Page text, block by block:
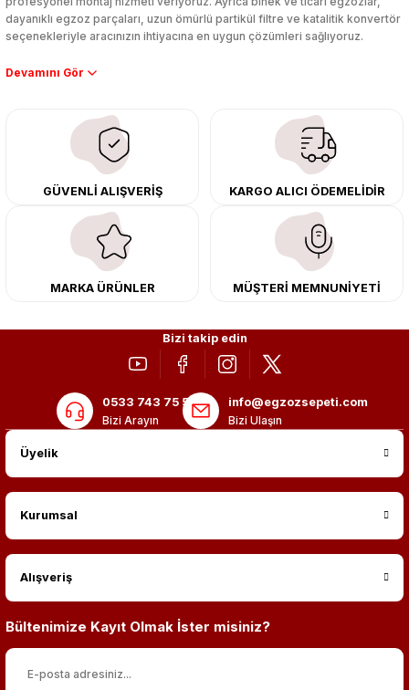
dayanıklı egzoz parçaları, uzun ömürlü partikül filtre ve katalitik konvertör
seçenekleriyle aracınızın ihtiyacına en uygun çözümleri sağlıyoruz.
Performans artışı isteyen sürücüler için özel performans egzozları ve
çıkma orijinal ürünler ile yenileyebilir, body kit uygulamalarıyla aracınızın
tasarımını ve aerodinamisini üst seviyeye taşıyabilirsiniz.
Tüm ürünlerimiz orijinal, dayanıklı ve uzun ömürlüdür. İstanbul’daki montaj
merkezimizde profesyonel montaj yapıyor, Türkiye’nin her yerine güvenli
kargo ile teslimat gerçekleştiriyoruz. Aracınıza değer katmak için doğru
adres: Egzoz Sepeti.
GÜVENLİ ALIŞVERİŞ KARGO ALICI ÖDEMELİDİR
MARKA ÜRÜNLER MÜŞTERİ MEMNUNİYETİ
Bizi takip edin
0533 743 75 56
Bizi Arayın
info@egzozsepeti.com
Bizi Ulaşın
Üyelik
Kurumsal
Alışveriş
Bültenimize Kayıt Olmak İster misiniz?